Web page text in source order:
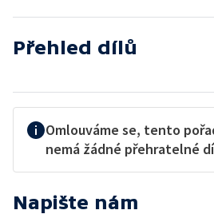
Přehled dílů
Omlouváme se, tento
nemá žádné přehratelné
Napište nám